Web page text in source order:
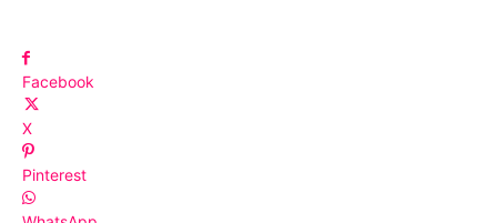
Facebook
X
Pinterest